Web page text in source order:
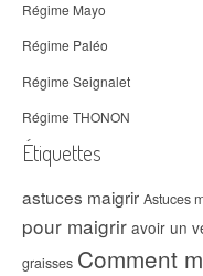
Régime Mayo
Régime Paléo
Régime Seignalet
Régime THONON
Étiquettes
astuces maigrir Astuces
pour maigrir avoir un
graisses Comment